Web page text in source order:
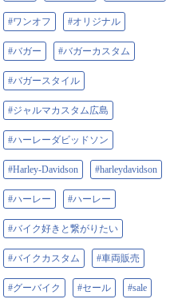
#ワンオフ #オリジナル
#バガー #バガーカスタム
#バガースタイル
#ジャルマカスタム広島
#ハーレーダビッドソン
#Harley-Davidson #harleydavidson
#ハーレー #ハーレー
#バイク好きと繋がりたい
#バイクカスタム #車両販売
#グーバイク #セール #sale